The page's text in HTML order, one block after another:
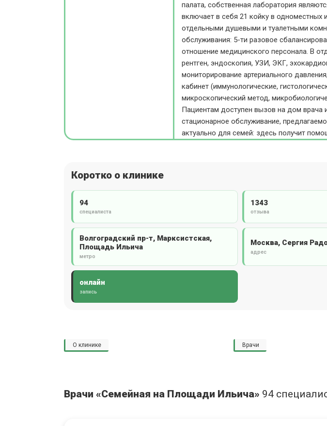
палата, собственная лаборатория
включает в себя 21 койку в одноместных
отдельными душевыми и туалетными
обслуживания: 5-ти разовое
отношение медицинского персонала. В
рентген, эндоскопия, УЗИ, ЭКГ,
мониторирование артериального
кабинет (иммунологические,
микроскопический метод,
Пациентам доступен вызов на дом врача
стационарное обслуживание,
актуально для семей: здесь получит
Коротко о клинике
94
специалиста
1343
отзыва
Волгоградский пр-т, Марксистская,
Площадь Ильича
метро
Москва, Сергия
адрес
онлайн
запись
О клинике Врачи
Врачи «Семейная на Площади Ильича» 94